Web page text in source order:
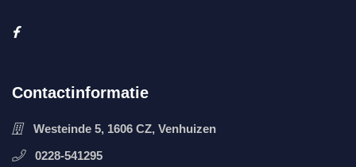
Contactinformatie
Westeinde 5, 1606 CZ, Venhuizen
0228-541295